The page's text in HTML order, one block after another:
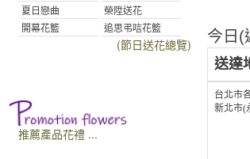
夏日戀曲
榮陞送花
開幕花籃
追思弔唁花籃
(節日送花總覽)
推薦產品花禮 ...
今日(
送達
台北市
新北市(